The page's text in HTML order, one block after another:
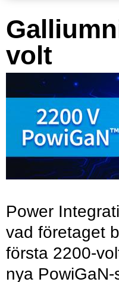
volt
Power
vad företaget
första 2200-
nya